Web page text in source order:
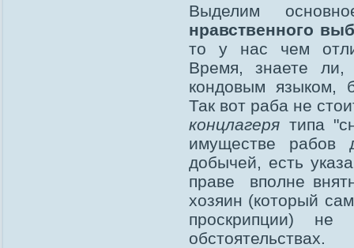
Выделим
нравственного
то у нас чем
Время, знаете
кондовым языком,
Так вот раба не
концлагеря типа
имуществе рабов
добычей, есть
праве вполне
хозяин (который
проскрипции)
обстоятельствах.